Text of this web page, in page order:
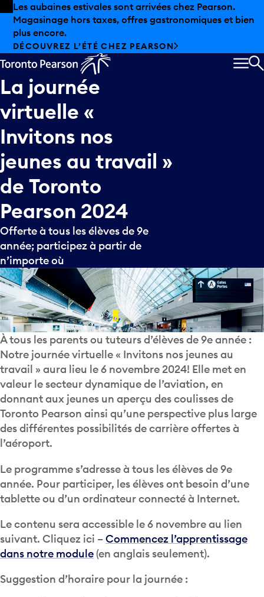
Skip to offers
Passer au contenu principal
Les aubaines estivales sont arrivées chez Pearson.
Magasinage hors taxes, offres gastronomiques et bien
plus encore.
DÉCOUVREZ L’ÉTÉ CHEZ PEARSON
La journée
virtuelle «
Invitons nos
jeunes au travail »
de Toronto
Pearson 2024
Offerte à tous les élèves de 9e
année; participez à partir de
n’importe où
À tous les parents ou tuteurs d’élèves de 9e année :
Notre journée virtuelle « Invitons nos jeunes au
travail » aura lieu le 6 novembre 2024! Elle met en
valeur le secteur dynamique de l’aviation, en
donnant aux jeunes un aperçu des coulisses de
Toronto Pearson ainsi qu’une perspective plus large
des différentes possibilités de carrière offertes à
l’aéroport.
Le programme s’adresse à tous les élèves de 9e
année. Pour participer, les élèves ont besoin d’une
tablette ou d’un ordinateur connecté à Internet.
Le contenu sera accessible le 6 novembre au lien
suivant. Cliquez ici –Commencez l’apprentissage
dans notre module(en anglais seulement).
Suggestion d’horaire pour la journée :